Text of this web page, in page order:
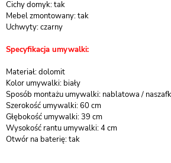
Cichy domyk: tak
Mebel zmontowany: tak
Uchwyty: czarny
Specyfikacja umywalki:
Materiał: dolomit
Kolor umywalki: biały
Sposób montażu umywalki: nablatowa /
Szerokość umywalki: 60 cm
Głębokość umywalki: 39 cm
Wysokość rantu umywalki: 4 cm
Otwór na baterię: tak